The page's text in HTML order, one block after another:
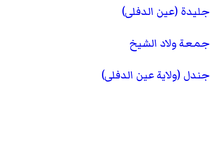
جليدة (عين الدفلى)
جمعة ولاد الشيخ
جندل (ولاية عين الدفلى)